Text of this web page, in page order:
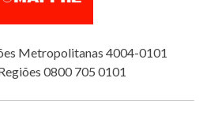
Metropolitanas 4004-0101
0800 705 0101